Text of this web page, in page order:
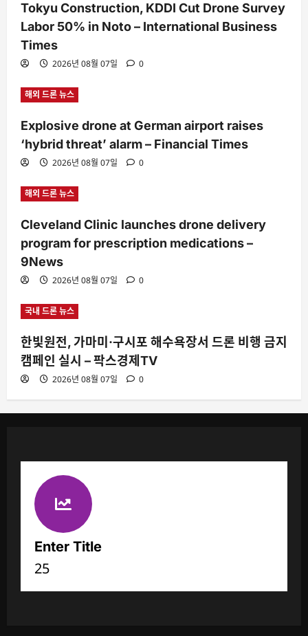
Tokyu Construction, KDDI Cut Drone Survey
Labor 50% in Noto – International Business
Times
2026년 08월 07일 0
해외 드론 뉴스
Explosive drone at German airport raises
‘hybrid threat’ alarm – Financial Times
2026년 08월 07일 0
해외 드론 뉴스
Cleveland Clinic launches drone delivery
program for prescription medications –
9News
2026년 08월 07일 0
국내 드론 뉴스
한빛원전, 가마미·구시포 해수욕장서 드론 비행 금지
캠페인 실시 – 팍스경제TV
2026년 08월 07일 0
Enter Title
25